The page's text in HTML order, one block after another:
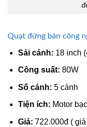
Quạt đứng bán công
Sải cánh: 18 inch
Công suất: 80W
Số cánh: 5 cánh
Tiện ích: Motor
Giá: 722.000đ (